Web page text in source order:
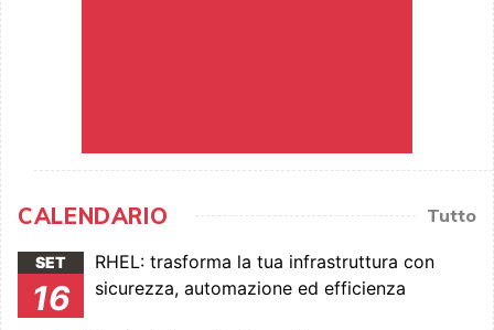
CALENDARIO Tutto
SET
16
RHEL: trasforma la tua infrastruttura con
sicurezza, automazione ed efficienza